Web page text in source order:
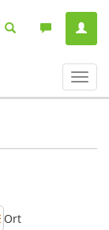
ein-/
Ort